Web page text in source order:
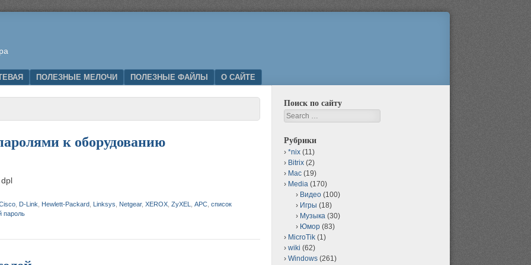
ПОЛЕЗНЫЕ МЕЛОЧИ ПОЛЕЗНЫЕ ФАЙЛЫ О САЙТЕ
к оборудованию
dpl
D-Link Hewlett-Packard Linksys Netgear, XEROX ZyXEL АPC список
пароль
Поиск по сайту
Search
Рубрики
*nix (11)
Bitrix (2)
Mac (19)
Media (170)
Видео (100)
Игры (18)
Музыка (30)
Юмор (83)
MicroTik (1)
wiki (62)
Windows (261)